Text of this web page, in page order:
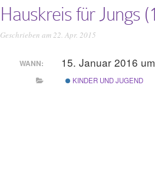
Hauskreis für Jungs
Geschrieben am 22. Apr. 2015
WANN: 15. Januar 2016
KINDER UND JUGEND